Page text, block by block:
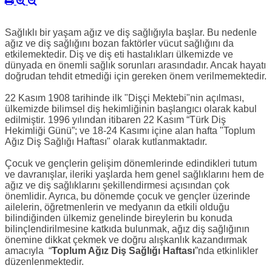
Sağlıklı bir yaşam ağız ve diş sağlığıyla başlar. Bu nedenle
ağız ve diş sağlığını bozan faktörler vücut sağlığını da
etkilemektedir. Diş ve diş eti hastalıkları ülkemizde ve
dünyada en önemli sağlık sorunları arasındadır. Ancak hayatı
doğrudan tehdit etmediği için gereken önem verilmemektedir.
22 Kasım 1908 tarihinde ilk "Dişçi Mektebi"nin açılması,
ülkemizde bilimsel diş hekimliğinin başlangıcı olarak kabul
edilmiştir. 1996 yılından itibaren 22 Kasım “Türk Diş
Hekimliği Günü”; ve 18-24 Kasımı içine alan hafta "Toplum
Ağız Diş Sağlığı Haftası" olarak kutlanmaktadır.
Çocuk ve gençlerin gelişim dönemlerinde edindikleri tutum
ve davranışlar, ileriki yaşlarda hem genel sağlıklarını hem de
ağız ve diş sağlıklarını şekillendirmesi açısından çok
önemlidir. Ayrıca, bu dönemde çocuk ve gençler üzerinde
ailelerin, öğretmenlerin ve medyanın da etkili olduğu
bilindiğinden ülkemiz genelinde bireylerin bu konuda
bilinçlendirilmesine katkıda bulunmak, ağız diş sağlığının
önemine dikkat çekmek ve doğru alışkanlık kazandırmak
amacıyla “Toplum Ağız Diş Sağlığı Haftası”nda etkinlikler
düzenlenmektedir.